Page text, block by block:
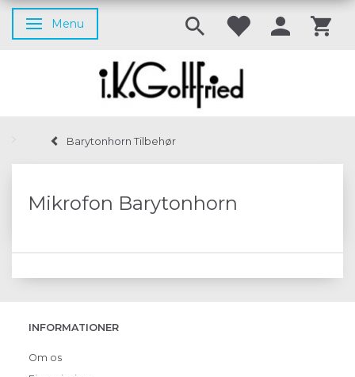
Skifte navigation
Menu
Barytonhorn Tilbehør
Mikrofon Barytonhorn
INFORMATIONER
Om os